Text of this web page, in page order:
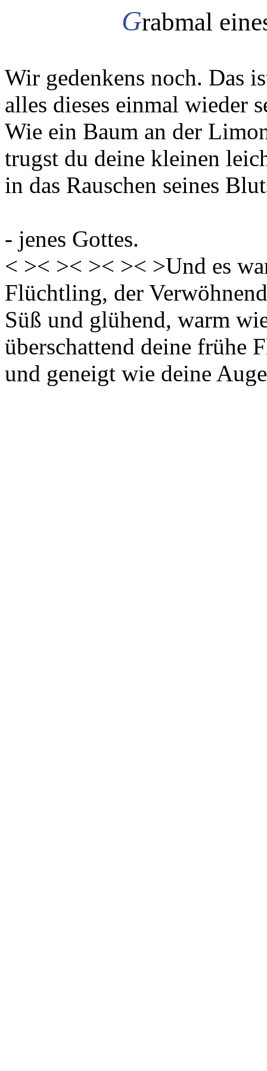
Grabmal
Wir gedenkens noch. Das
alles dieses einmal wieder
Wie ein Baum an der
trugst du deine kleinen
in das Rauschen seines
- jenes Gottes.
< >< >< >< >< >Und es
Flüchtling, der
Süß und glühend, warm
überschattend deine frühe
und geneigt wie deine